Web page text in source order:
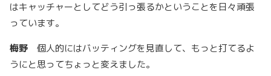
はキャッチャーとしてどう引っ張るかということを日々頑張
っています。
梅野 個人的にはバッティングを見直して、もっと打てるよ
うにと思ってちょっと変えました。